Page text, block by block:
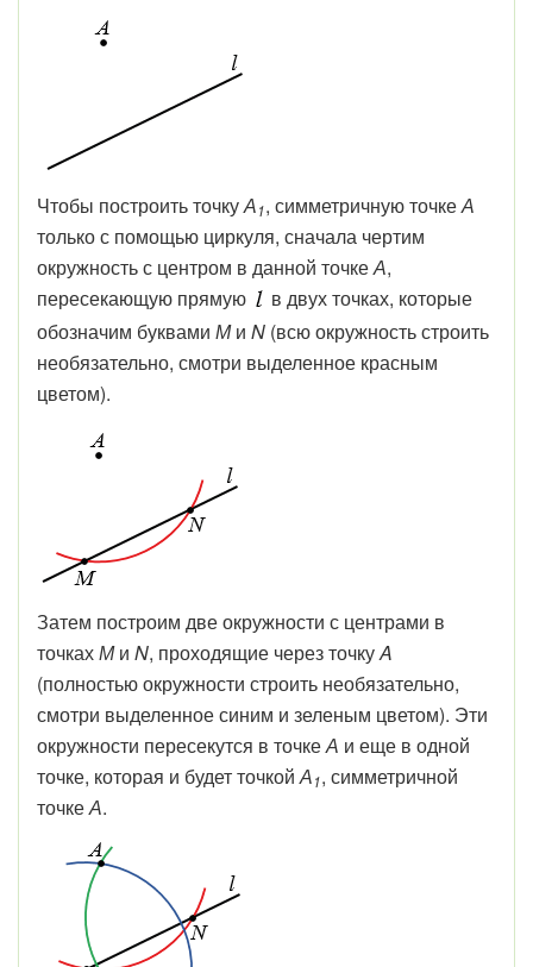
Чтобы построить точкуА1, симметричную точкеА
только с помощью циркуля, сначала чертим
окружность с центром в данной точкеА,
пересекающую прямую
в двух точках, которые
обозначим буквами Ми N (всю окружность строить
необязательно, смотри выделенное красным
цветом).
Затем построим две окружности с центрами в
точкахМи N, проходящие через точкуA
(полностью окружности строить необязательно,
смотри выделенное синим и зеленым цветом). Эти
окружности пересекутся в точкеА и еще в одной
точке, которая и будет точкойА1, симметричной
точкеА.